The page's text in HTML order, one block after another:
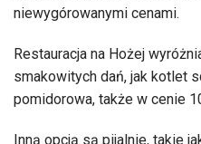
niewygórowanymi cenami.
Restauracja na Hożej
smakowitych dań, jak kotlet
pomidorowa, także w cenie
Inną opcją są pijalnie, takie